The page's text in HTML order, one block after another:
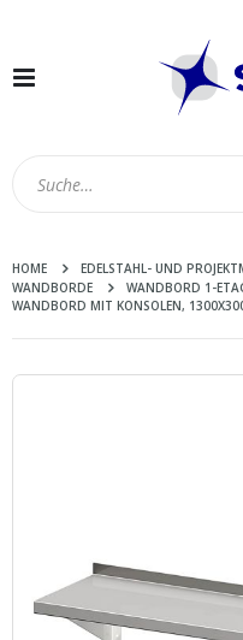
Navigation
HOME EDELSTAHL- UND
WANDBORDE
WANDBORD 1-
WANDBORD MIT KONSOLEN,
Zum